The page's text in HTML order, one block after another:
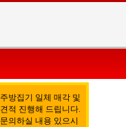
주방집기 일체 매각 및
견적 진행해 드립니다.
문의하실 내용 있으시